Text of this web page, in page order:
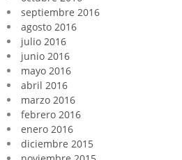
septiembre 2016
agosto 2016
julio 2016
junio 2016
mayo 2016
abril 2016
marzo 2016
febrero 2016
enero 2016
diciembre 2015